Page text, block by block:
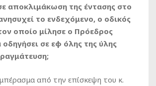
αποκλιμάκωση της έντασης στο
το ενδεχόμενο, ο οδικός
οποίο μίλησε ο Πρόεδρος
σε εφ όλης της ύλης
από την επίσκεψη του κ.